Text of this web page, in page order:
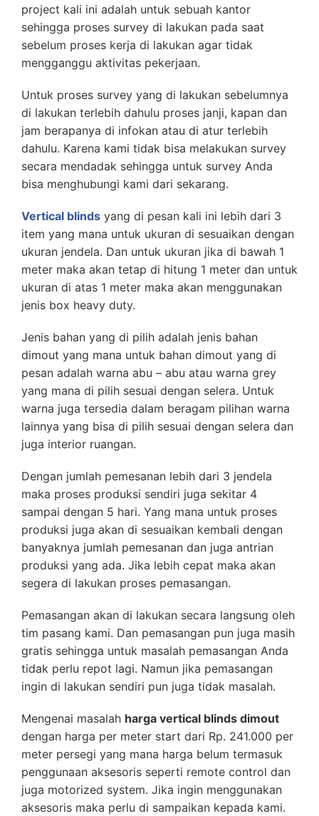
project kali ini adalah untuk sebuah kantor
sehingga proses survey di lakukan pada saat
sebelum proses kerja di lakukan agar tidak
mengganggu aktivitas pekerjaan.
Untuk proses survey yang di lakukan sebelumnya
di lakukan terlebih dahulu proses janji, kapan dan
jam berapanya di infokan atau di atur terlebih
dahulu. Karena kami tidak bisa melakukan survey
secara mendadak sehingga untuk survey Anda
bisa menghubungi kami dari sekarang.
Vertical blinds yang di pesan kali ini lebih dari 3
item yang mana untuk ukuran di sesuaikan dengan
ukuran jendela. Dan untuk ukuran jika di bawah 1
meter maka akan tetap di hitung 1 meter dan untuk
ukuran di atas 1 meter maka akan menggunakan
jenis box heavy duty.
Jenis bahan yang di pilih adalah jenis bahan
dimout yang mana untuk bahan dimout yang di
pesan adalah warna abu – abu atau warna grey
yang mana di pilih sesuai dengan selera. Untuk
warna juga tersedia dalam beragam pilihan warna
lainnya yang bisa di pilih sesuai dengan selera dan
juga interior ruangan.
Dengan jumlah pemesanan lebih dari 3 jendela
maka proses produksi sendiri juga sekitar 4
sampai dengan 5 hari. Yang mana untuk proses
produksi juga akan di sesuaikan kembali dengan
banyaknya jumlah pemesanan dan juga antrian
produksi yang ada. Jika lebih cepat maka akan
segera di lakukan proses pemasangan.
Pemasangan akan di lakukan secara langsung oleh
tim pasang kami. Dan pemasangan pun juga masih
gratis sehingga untuk masalah pemasangan Anda
tidak perlu repot lagi. Namun jika pemasangan
ingin di lakukan sendiri pun juga tidak masalah.
Mengenai masalah harga vertical blinds dimout
dengan harga per meter start dari Rp. 241.000 per
meter persegi yang mana harga belum termasuk
penggunaan aksesoris seperti remote control dan
juga motorized system. Jika ingin menggunakan
aksesoris maka perlu di sampaikan kepada kami.